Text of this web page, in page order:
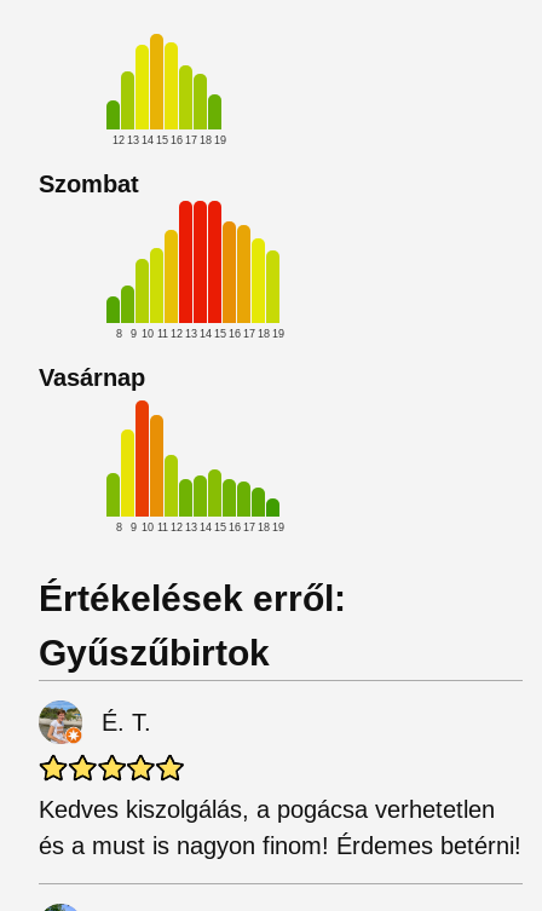
12 13 14 15 16 17 18 19
Szombat
8 9 10 11 12 13 14 15 16 17 18 19
Vasárnap
8 9 10 11 12 13 14 15 16 17 18 19
Értékelések erről:
Gyűszűbirtok
É. T.
Kedves kiszolgálás, a pogácsa verhetetlen
és a must is nagyon finom! Érdemes betérni!